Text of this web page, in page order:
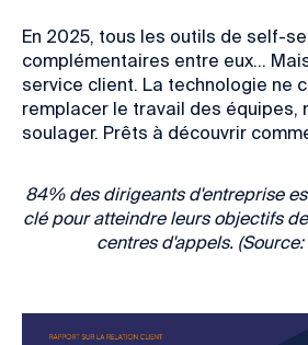
En 2025, tous les outils de self-
complémentaires entre eux…
service client. La technologie ne
remplacer le travail des équipes,
soulager. Prêts à découvrir
84% des dirigeants d'entreprise
clé pour atteindre leurs objectifs
centres d'appels.